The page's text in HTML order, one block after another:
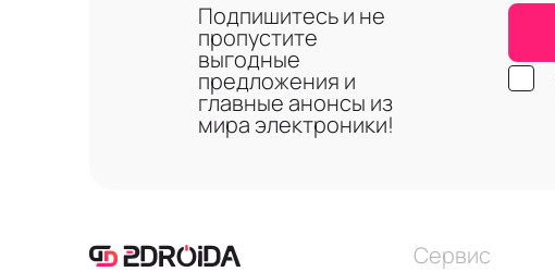
Подпишитесь и не
пропустите
выгодные
предложения и
главные анонсы из
мира электроники!
Сервис